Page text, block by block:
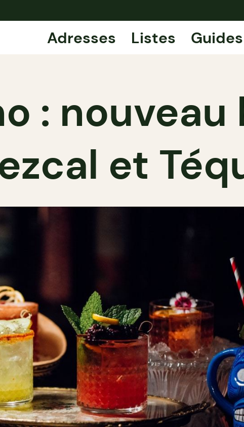
Adresses Listes Guides
: nouveau
et